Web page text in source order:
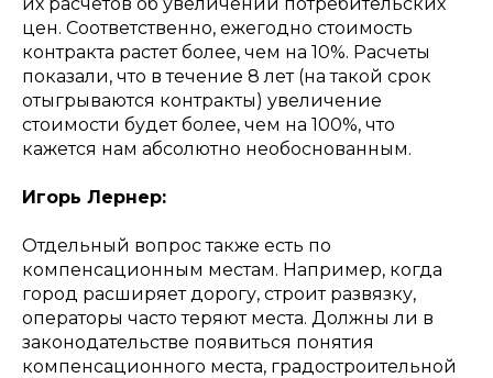
цен. Соответственно, ежегодно стоимость
контракта растет более, чем на 10%. Расчеты
показали, что в течение 8 лет (на такой срок
отыгрываются контракты) увеличение
стоимости будет более, чем на 100%, что
кажется нам абсолютно необоснованным.
Игорь Лернер:
Отдельный вопрос также есть по
компенсационным местам. Например, когда
город расширяет дорогу, строит развязку,
операторы часто теряют места. Должны ли в
законодательстве появиться понятия
компенсационного места, градостроительной